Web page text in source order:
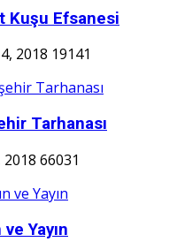
Kuşu Efsanesi
2018 19141
Tarhanası
2018 66031
ve Yayın